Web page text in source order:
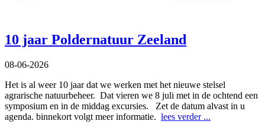
10 jaar Poldernatuur Zeeland
08-06-2026
Het is al weer 10 jaar dat we werken met het nieuwe stelsel
agrarische natuurbeheer. Dat vieren we 8 juli met in de ochtend een
symposium en in de middag excursies. Zet de datum alvast in u
agenda. binnekort volgt meer informatie. lees verder ...